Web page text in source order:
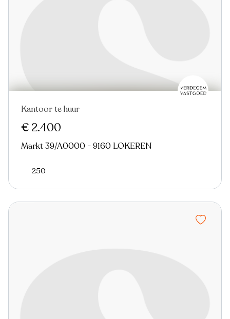
Kantoor te huur
€ 2.400
Markt 39/A0000 - 9160 LOKEREN
250